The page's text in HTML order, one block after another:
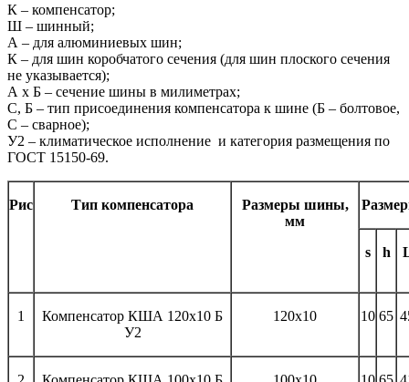
К – компенсатор;
Ш – шинный;
А – для алюминиевых шин;
К – для шин коробчатого сечения (для шин плоского сечения
не указывается);
А х Б – сечение шины в милиметрах;
С, Б – тип присоединения компенсатора к шине (Б – болтовое,
С – сварное);
У2 – климатическое исполнение и категория размещения по
ГОСТ 15150-69.
Рис Тип компенсатора
Размеры шины,
мм
s h
1
Компенсатор КША 120x10 Б
У2
120x10 10 65